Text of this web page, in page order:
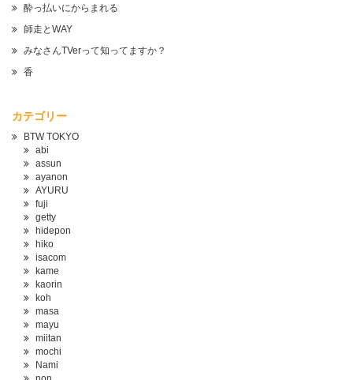
酔っ払いにからまれる
師走とWAY
みなさんTVerって知ってますか？
香
カテゴリー
BTW TOKYO
abi
assun
ayanon
AYURU
fuji
getty
hidepon
hiko
isacom
kame
kaorin
koh
masa
mayu
miitan
mochi
Nami